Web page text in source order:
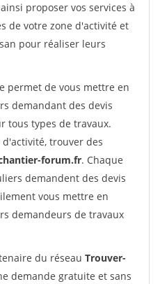
proposer vos services à
de votre zone d'activité et
pour réaliser leurs
permet de vous mettre en
demandant des devis
tous types de travaux.
trouver des
forum.fr. Chaque
demandent des devis
vous mettre en
demandeurs de travaux
du réseau Trouver-
demande gratuite et sans